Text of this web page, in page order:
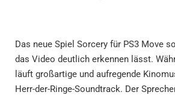
Das neue Spiel Sorcery für PS3 Move
das Video deutlich erkennen lässt.
läuft großartige und aufregende
Herr-der-Ringe-Soundtrack. Der